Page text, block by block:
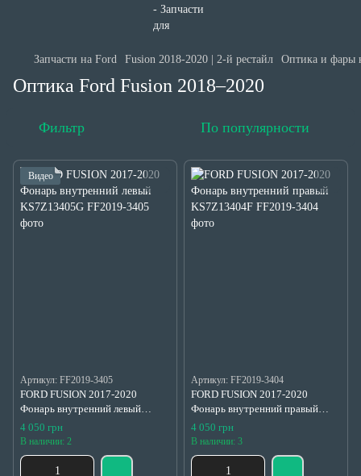
Запчасти на Ford Fusion 2018-2020 | 2-й рестайл Оптика и фары
Оптика Ford Fusion 2018–2020
Фильтр По популярности
Видео
Артикул: FF2019-3405
FORD FUSION 2017-2020
Фонарь внутренний левый
KS7Z13405G
4 050 грн
В наличии: 2
Артикул: FF2019-3404
FORD FUSION 2017-2020
Фонарь внутренний правый
KS7Z13404F
4 050 грн
В наличии: 3